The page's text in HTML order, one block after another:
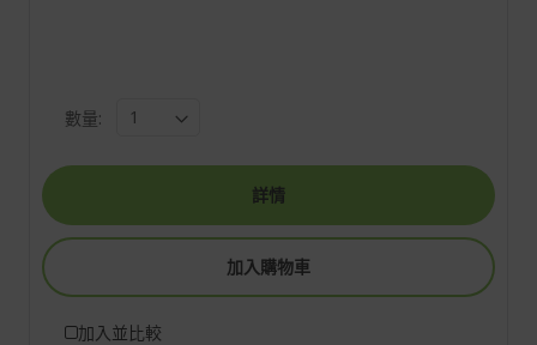
數量:
詳情
加入購物車
加入並比較